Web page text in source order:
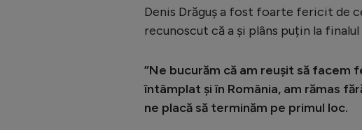
Denis Drăguș a fost foarte fericit de
recunoscut că a și plâns puțin la
”Ne bucurăm că am reușit să facem
întâmplat și în România, am rămas
ne placă să terminăm pe primul loc.